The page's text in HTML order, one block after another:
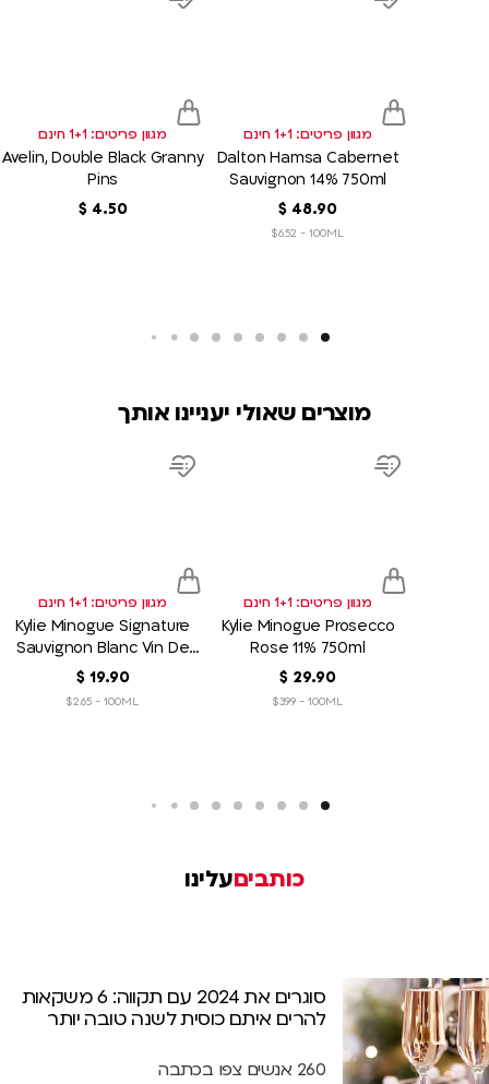
Add
מגוון פריטים: 1+1 חינם
Avelin, Double Black Granny
Pins
4.50
$
Add
מגוון פריטים: 1+1 חינם
Dalton Hamsa Cabernet
Sauvignon 14% 750ml
48.90
$
$6.52 - 100ML
מוצרים שאולי יעניינו אותך
Add
מגוון פריטים: 1+1 חינם
Kylie Minogue Signature
Sauvignon Blanc Vin De
France 750ml
19.90
$
$2.65 - 100ML
Add
מגוון פריטים: 1+1 חינם
Kylie Minogue Prosecco
Rose 11% 750ml
29.90
$
$3.99 - 100ML
כותביםעלינו
סוגרים את 2024 עם תקווה: 6 משקאות
להרים איתם כוסית לשנה טובה יותר
260 אנשים צפו בכתבה